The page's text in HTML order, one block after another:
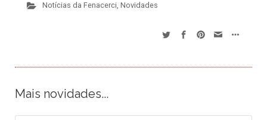
Notícias da Fenacerci, Novidades
Mais novidades...